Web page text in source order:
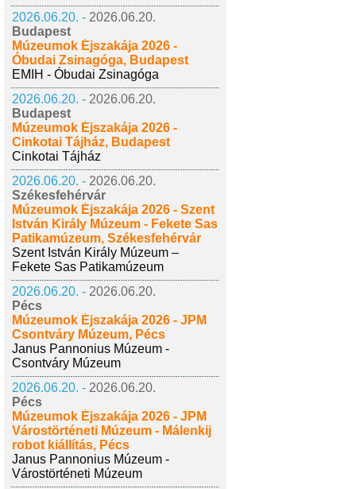
2026.06.20. - 2026.06.20.
Budapest
Múzeumok Éjszakája 2026 -
Óbudai Zsinagóga, Budapest
EMIH - Óbudai Zsinagóga
2026.06.20. - 2026.06.20.
Budapest
Múzeumok Éjszakája 2026 -
Cinkotai Tájház, Budapest
Cinkotai Tájház
2026.06.20. - 2026.06.20.
Székesfehérvár
Múzeumok Éjszakája 2026 - Szent
István Király Múzeum - Fekete Sas
Patikamúzeum, Székesfehérvár
Szent István Király Múzeum –
Fekete Sas Patikamúzeum
2026.06.20. - 2026.06.20.
Pécs
Múzeumok Éjszakája 2026 - JPM
Csontváry Múzeum, Pécs
Janus Pannonius Múzeum -
Csontváry Múzeum
2026.06.20. - 2026.06.20.
Pécs
Múzeumok Éjszakája 2026 - JPM
Várostörténeti Múzeum - Málenkij
robot kiállítás, Pécs
Janus Pannonius Múzeum -
Várostörténeti Múzeum